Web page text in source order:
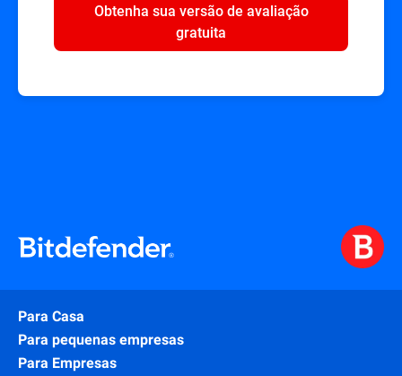
Obtenha sua versão de avaliação
gratuita
Para Casa
Para pequenas empresas
Para Empresas